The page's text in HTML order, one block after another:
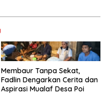
Membaur Tanpa Sekat,
Fadlin Dengarkan Cerita dan
Aspirasi Mualaf Desa Poi